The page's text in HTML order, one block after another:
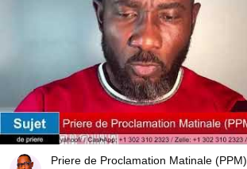
Priere de Proclamation Matinale (PPM)